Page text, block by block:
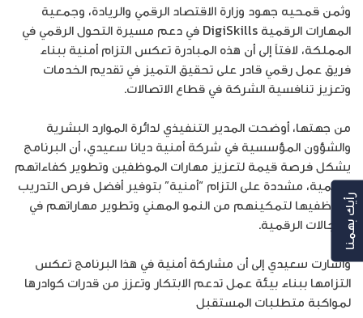
وثمن قمحيه جهود وزارة الاقتصاد الرقمي والريادة، وجمعية
المهارات الرقمية DigiSkills في دعم مسيرة التحول الرقمي في
المملكة، لافتاً إلى أن هذه المبادرة تعكس التزام أمنية ببناء
فريق عمل رقمي قادر على تحقيق التميز في تقديم الخدمات
وتعزيز تنافسية الشركة في قطاع الاتصالات.
من جهتها، أوضحت المدير التنفيذي لدائرة الموارد البشرية
والشؤون المؤسسية في شركة أمنية ديانا سعيدي، أن البرنامج
يشكل فرصة قيمة لتعزيز مهارات الموظفين وتطوير كفاءاتهم
الرقمية، مشددة على التزام “أمنية” بتوفير أفضل فرص التدريب
لموظفيها لتمكينهم من النمو المهني وتطوير مهاراتهم في
المجالات الرقمية.
وأشارت سعيدي إلى أن مشاركة أمنية في هذا البرنامج تعكس
التزامها ببناء بيئة عمل تدعم الابتكار وتعزز من قدرات كوادرها
لمواكبة متطلبات المستقبل
رأيك بهمنا